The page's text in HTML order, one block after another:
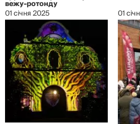
вежу-ротонду
01 січня 2025
01